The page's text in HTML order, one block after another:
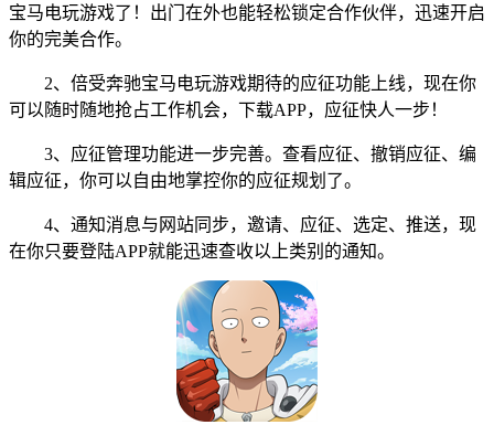
宝马电玩游戏了！出门在外也能轻松锁定合作伙伴，迅速开启
你的完美合作。
2、倍受奔驰宝马电玩游戏期待的应征功能上线，现在你
可以随时随地抢占工作机会，下载APP，应征快人一步！
3、应征管理功能进一步完善。查看应征、撤销应征、编
辑应征，你可以自由地掌控你的应征规划了。
4、通知消息与网站同步，邀请、应征、选定、推送，现
在你只要登陆APP就能迅速查收以上类别的通知。